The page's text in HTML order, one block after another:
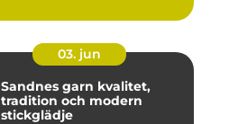
03. jun
Sandnes garn kvalitet,
tradition och modern
stickglädje